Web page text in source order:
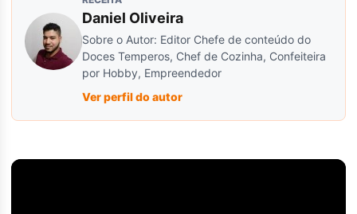
Daniel Oliveira
Sobre o Autor: Editor Chefe de conteúdo do
Doces Temperos, Chef de Cozinha, Confeiteira
por Hobby, Empreendedor
Ver perfil do autor